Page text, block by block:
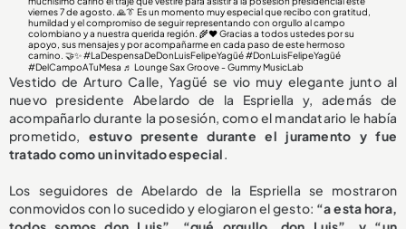
viernes 7 de agosto. 🙏👔 Es un momento muy especial que recibo con gratitud,
humildad y el compromiso de seguir representando con orgullo al campo
colombiano y a nuestra querida región. 🌾❤️ Gracias a todos ustedes por su
apoyo, sus mensajes y por acompañarme en cada paso de este hermoso
camino. 🤝✨#LaDespensaDeDonLuisFelipeYagüé #DonLuisFelipeYagüé
#DelCampoATuMesa ♬ Lounge Sax Groove - Gummy MusicLab
Vestido de Arturo Calle, Yagüé se vio muy elegante junto al
nuevo presidente Abelardo de la Espriella y, además de
acompañarlo durante la posesión, como el mandatario le había
prometido, estuvo presente durante el juramento y fue
tratado como un invitado especial.
Los seguidores de Abelardo de la Espriella se mostraron
conmovidos con lo sucedido y elogiaron el gesto: “a esta hora,